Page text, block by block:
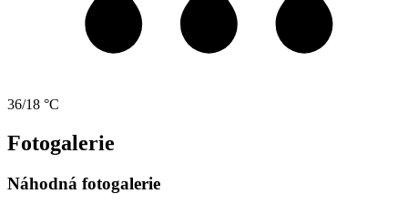
36/18 °C
Fotogalerie
Náhodná fotogalerie